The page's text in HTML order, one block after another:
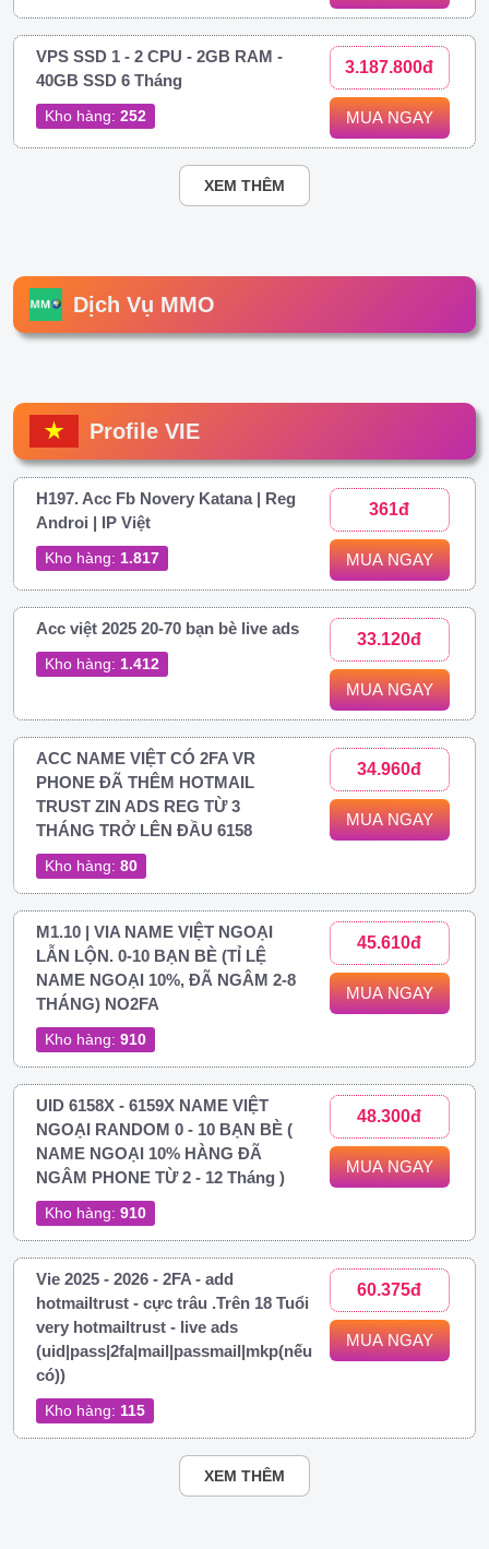
VPS SSD 1 - 2 CPU - 2GB RAM -
40GB SSD 6 Tháng
Kho hàng: 252
3.187.800đ
MUA NGAY
XEM THÊM
Dịch Vụ MMO
Profile VIE
H197. Acc Fb Novery Katana | Reg
Androi | IP Việt
Kho hàng: 1.817
361đ
MUA NGAY
Acc việt 2025 20-70 bạn bè live ads
Kho hàng: 1.412
33.120đ
MUA NGAY
ACC NAME VIỆT CÓ 2FA VR
PHONE ĐÃ THÊM HOTMAIL
TRUST ZIN ADS REG TỪ 3
THÁNG TRỞ LÊN ĐẦU 6158
Kho hàng: 80
34.960đ
MUA NGAY
M1.10 | VIA NAME VIỆT NGOẠI
LẪN LỘN. 0-10 BẠN BÈ (TỈ LỆ
NAME NGOẠI 10%, ĐÃ NGÂM 2-8
THÁNG) NO2FA
Kho hàng: 910
45.610đ
MUA NGAY
UID 6158X - 6159X NAME VIỆT
NGOẠI RANDOM 0 - 10 BẠN BÈ (
NAME NGOẠI 10% HÀNG ĐÃ
NGÂM PHONE TỪ 2 - 12 Tháng )
Kho hàng: 910
48.300đ
MUA NGAY
Vie 2025 - 2026 - 2FA - add
hotmailtrust - cực trâu .Trên 18 Tuổi
very hotmailtrust - live ads
(uid|pass|2fa|mail|passmail|mkp(nếu
có))
Kho hàng: 115
60.375đ
MUA NGAY
XEM THÊM